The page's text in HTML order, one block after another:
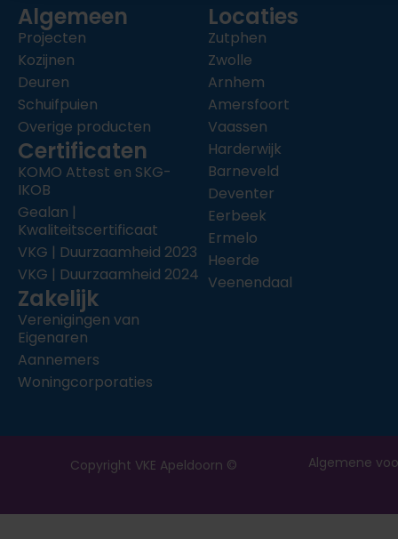
Algemeen
Projecten
Kozijnen
Deuren
Schuifpuien
Overige producten
Certificaten
KOMO Attest en SKG-
IKOB
Gealan |
Kwaliteitscertificaat
VKG | Duurzaamheid 2023
VKG | Duurzaamheid 2024
Zakelijk
Verenigingen van
Eigenaren
Aannemers
Woningcorporaties
Locaties
Zutphen
Zwolle
Arnhem
Amersfoort
Vaassen
Harderwijk
Barneveld
Deventer
Eerbeek
Ermelo
Heerde
Veenendaal
Copyright VKE Apeldoorn © Algemene